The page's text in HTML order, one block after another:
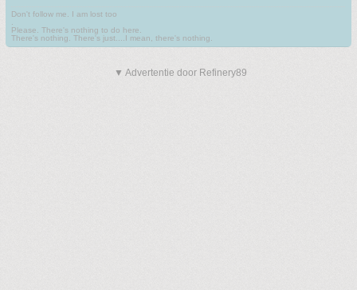
Don't follow me. I am lost too
Please. There's nothing to do here.
There's nothing. There's just....I mean, there's nothing.
▼ Advertentie door Refinery89